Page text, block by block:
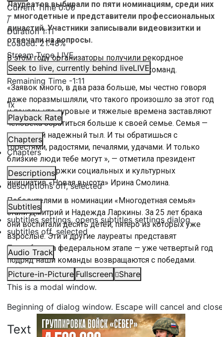
Current Time0:00
/
Duration1:11
Loaded:21.48%
Stream TypeLIVE
Seek to live, currently behind liveLIVE
Remaining Time -1:11
1x
Playback Rate
Chapters
Chapters
Descriptions
descriptions off, selected
Subtitles
subtitles settings, opens subtitles settings dialog
subtitles off, selected
Audio Track
Picture-in-Picture Fullscreen
Share
This is a modal window.
Beginning of dialog window. Escape will cancel and
Text
Лауреатов выбирали по пяти номинациям, среди них
– многодетные и представители профессиональных
династий. Участники записывали видеовизитки и
отвечали на вопросы.
В этом году организаторы получили рекордное
количество заявок и рассмотрели 95 команд.
«Заявок много, в два раза больше, мы честно говоря
даже поразмышляли, что такого произошло за этот год
и поняли, что суровые и тяжелые времена заставляют
человека обратиться больше к своей семье. Семья —
это самый надежный тыл. И ты обратишься с
горестями, радостями, печалями, удачами. И только
близкие люди тебе могут », — отметила президент
Фонда поддержки социальных и культурных
инициатив «Новая высота» Ирина Смолина.
Победителями в номинации «Многодетная семья»
стали Дмитрий и Надежда Ларкины. За 25 лет брака
они воспитали десять детей, пятеро из которых уже
взрослые. Эти и другие лауреаты представят
Петербург на федеральном этапе — уже четвертый год
подряд наши команды возвращаются с победами.
#Санкт-Петербург